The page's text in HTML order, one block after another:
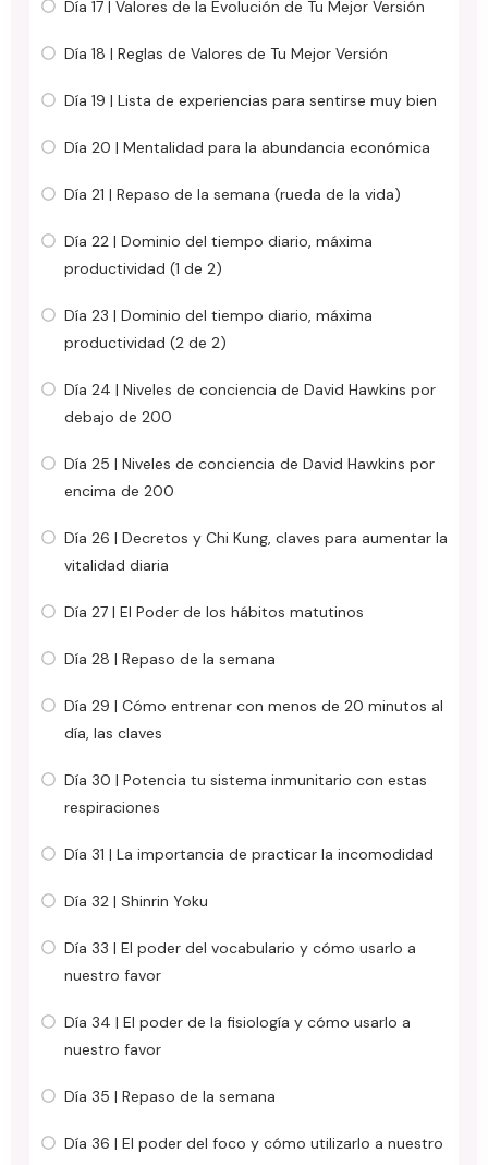
Día 17 | Valores de la Evolución de Tu Mejor Versión
Día 18 | Reglas de Valores de Tu Mejor Versión
Día 19 | Lista de experiencias para sentirse muy bien
Día 20 | Mentalidad para la abundancia económica
Día 21 | Repaso de la semana (rueda de la vida)
Día 22 | Dominio del tiempo diario, máxima
productividad (1 de 2)
Día 23 | Dominio del tiempo diario, máxima
productividad (2 de 2)
Día 24 | Niveles de conciencia de David Hawkins por
debajo de 200
Día 25 | Niveles de conciencia de David Hawkins por
encima de 200
Día 26 | Decretos y Chi Kung, claves para aumentar la
vitalidad diaria
Día 27 | El Poder de los hábitos matutinos
Día 28 | Repaso de la semana
Día 29 | Cómo entrenar con menos de 20 minutos al
día, las claves
Día 30 | Potencia tu sistema inmunitario con estas
respiraciones
Día 31 | La importancia de practicar la incomodidad
Día 32 | Shinrin Yoku
Día 33 | El poder del vocabulario y cómo usarlo a
nuestro favor
Día 34 | El poder de la fisiología y cómo usarlo a
nuestro favor
Día 35 | Repaso de la semana
Día 36 | El poder del foco y cómo utilizarlo a nuestro